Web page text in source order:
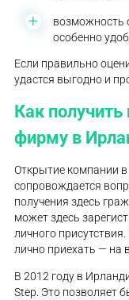
возможность
особенно
Если правильно
удастся выгодно и
Как
фирму в
Открытие компании
сопровождается
получения здесь
может здесь
личного
лично приехать —
В 2012 году в
Step. Это позволяет